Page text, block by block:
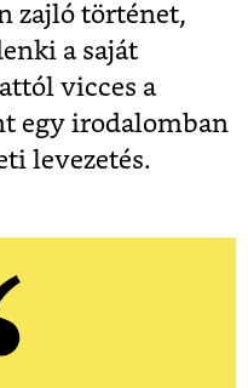
zajló történet,
a saját
vicces a
egy irodalomban
levezetés.